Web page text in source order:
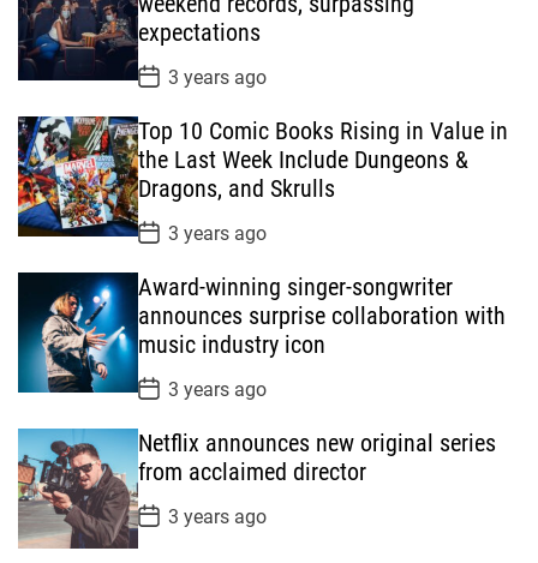
t
eexpectations
P
o
s
t
D
a
t
e
3 years ago
Top 10 Comic Books Rising in Value in
the Last Week Include Dungeons &
Dragons, and Skrulls
P
o
s
t
D
a
t
3 years ago
Award-winning singer-songwriter
announces surprise collaboration with
music industry icon
P
o
s
t
D
a
t
e
3 years ago
Netflix announces new original series
from acclaimed director
P
o
s
3 years ago